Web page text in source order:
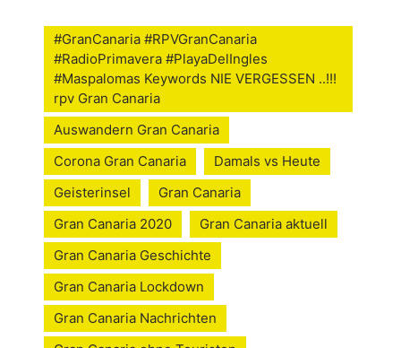
#GranCanaria #RPVGranCanaria
#RadioPrimavera #PlayaDelIngles
#Maspalomas Keywords NIE VERGESSEN ..!!!
rpv Gran Canaria
Auswandern Gran Canaria
Corona Gran Canaria
Damals vs Heute
Geisterinsel
Gran Canaria
Gran Canaria 2020
Gran Canaria aktuell
Gran Canaria Geschichte
Gran Canaria Lockdown
Gran Canaria Nachrichten